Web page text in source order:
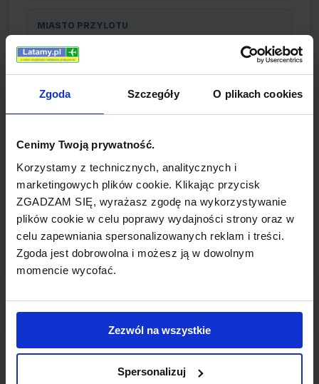
Zgoda Szczegóły O plikach cookies
Cenimy Twoją prywatność.
Korzystamy z technicznych, analitycznych i
marketingowych plików cookie. Klikając przycisk
ZGADZAM SIĘ, wyrażasz zgodę na wykorzystywanie
plików cookie w celu poprawy wydajności strony oraz w
celu zapewniania spersonalizowanych reklam i treści.
Zgoda jest dobrowolna i możesz ją w dowolnym
momencie wycofać.
Zezwól na wszystkie
Spersonalizuj
MIASTO PRZYLOTU
BUDAPESZT
TYP POŁĄCZENIA
REZERWACJA
online lub telefoniczna
PŁATNOŚĆ
przelew, gotówka, karta
Malev